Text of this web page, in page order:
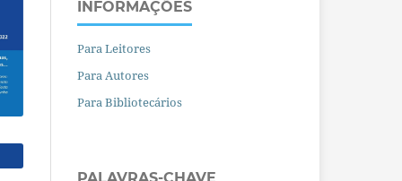
INFORMAÇÕES
Para Leitores
Para Autores
Para Bibliotecários